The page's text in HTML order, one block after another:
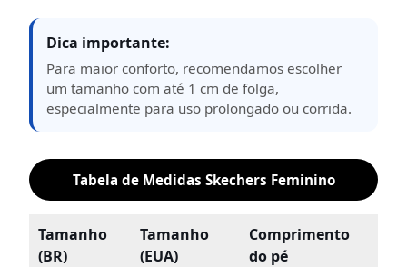
Dica importante:
Para maior conforto, recomendamos escolher
um tamanho com até 1 cm de folga,
especialmente para uso prolongado ou corrida.
Tabela de Medidas Skechers Feminino
Tamanho
(BR)
Tamanho
(EUA)
Comprimento
do pé